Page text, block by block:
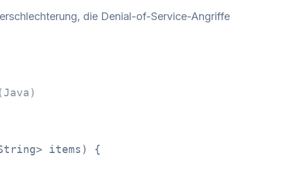
die Denial-of-Service-Angriffe
items)
{